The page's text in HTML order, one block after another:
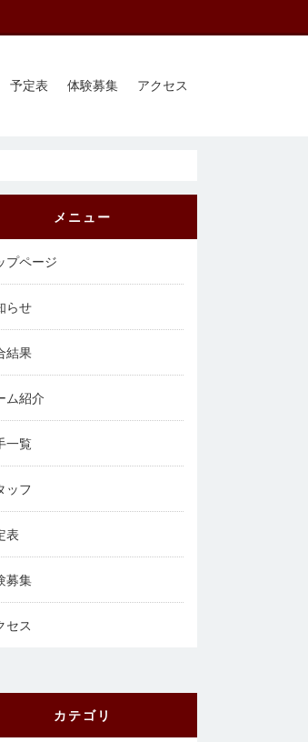
予定表 体験募集 アクセス
メニュー
プページ
らせ
結果
ム紹介
一覧
ッフ
表
募集
セス
カテゴリ